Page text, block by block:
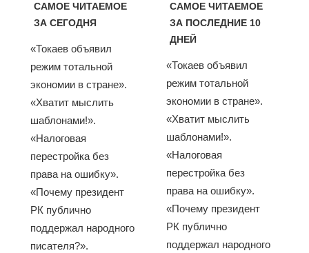
САМОЕ ЧИТАЕМОЕ
ЗА СЕГОДНЯ
«Токаев объявил
режим тотальной
экономии в стране».
«Хватит мыслить
шаблонами!».
«Налоговая
перестройка без
права на ошибку».
«Почему президент
РК публично
поддержал народного
писателя?».
САМОЕ ЧИТАЕМОЕ
ЗА ПОСЛЕДНИЕ 10
ДНЕЙ
«Токаев объявил
режим тотальной
экономии в стране».
«Хватит мыслить
шаблонами!».
«Налоговая
перестройка без
права на ошибку».
«Почему президент
РК публично
поддержал народного